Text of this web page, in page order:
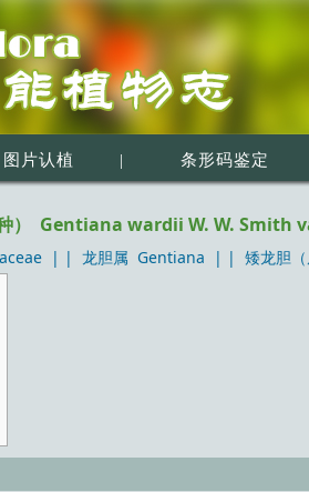
图片认植 | 条形码鉴定
） Gentiana wardii W. W. Smith
| | 龙胆属 Gentiana | | 矮龙胆